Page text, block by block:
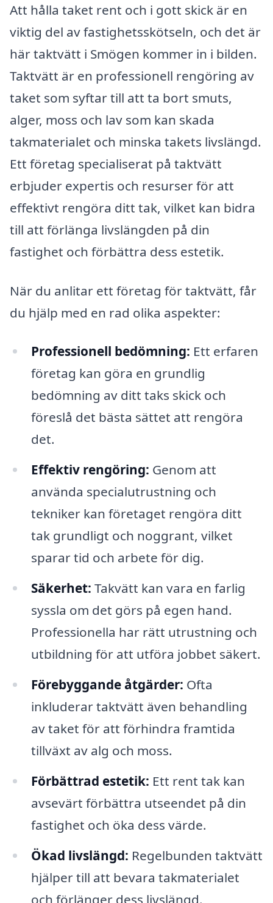
Att hålla taket rent och i gott skick är en
viktig del av fastighetsskötseln, och det är
här taktvätt i Smögen kommer in i bilden.
Taktvätt är en professionell rengöring av
taket som syftar till att ta bort smuts,
alger, moss och lav som kan skada
takmaterialet och minska takets livslängd.
Ett företag specialiserat på taktvätt
erbjuder expertis och resurser för att
effektivt rengöra ditt tak, vilket kan bidra
till att förlänga livslängden på din
fastighet och förbättra dess estetik.
När du anlitar ett företag för taktvätt, får
du hjälp med en rad olika aspekter:
Professionell bedömning: Ett erfaren
företag kan göra en grundlig
bedömning av ditt taks skick och
föreslå det bästa sättet att rengöra
det.
Effektiv rengöring: Genom att
använda specialutrustning och
tekniker kan företaget rengöra ditt
tak grundligt och noggrant, vilket
sparar tid och arbete för dig.
Säkerhet: Takvätt kan vara en farlig
syssla om det görs på egen hand.
Professionella har rätt utrustning och
utbildning för att utföra jobbet säkert.
Förebyggande åtgärder: Ofta
inkluderar taktvätt även behandling
av taket för att förhindra framtida
tillväxt av alg och moss.
Förbättrad estetik: Ett rent tak kan
avsevärt förbättra utseendet på din
fastighet och öka dess värde.
Ökad livslängd: Regelbunden taktvätt
hjälper till att bevara takmaterialet
och förlänger dess livslängd.